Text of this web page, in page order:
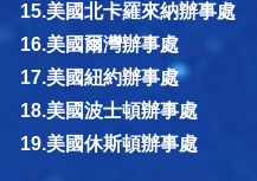
15.美國北卡羅來納辦事處
16.美國爾灣辦事處
17.美國紐約辦事處
18.美國波士頓辦事處
19.美國休斯頓辦事處